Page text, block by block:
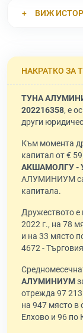
ВИЖ
НАКРАТКО ЗА
ТУНА
202216358, е
други
Към момента
капитал от €
АКШАМОЛГУ -
АЛУМИНИУМ
капитала.
Дружеството е
2022 г., на 78
и на 33 място
4672 -
АЛУМИНИУМ
отрежда 97
на 947 място в
Елхово и 96 по